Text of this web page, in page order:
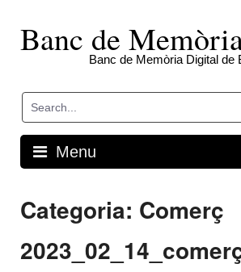
contentBanc de
Banc de Memòria Digital de
Menu
Categoria: Comerç